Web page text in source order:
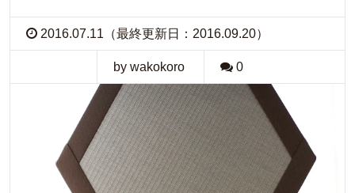
2016.07.11（最終更新日：2016.09.20）
by wakokoro 0